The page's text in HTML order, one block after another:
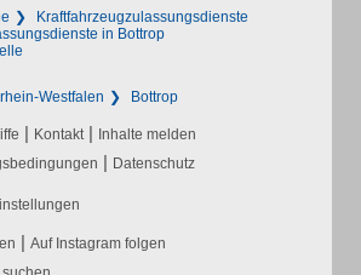
Kraftfahrzeugzulassungsdienste
in Bottrop
Westfalen Bottrop
| Kontakt | Inhalte melden
| Datenschutz
| Auf Instagram folgen